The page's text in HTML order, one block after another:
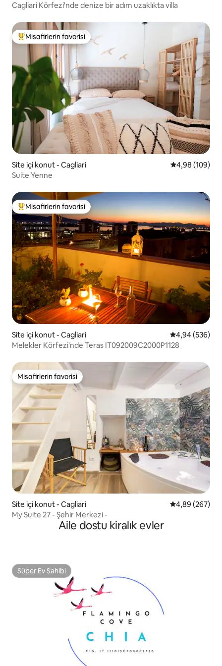
Cagliari Körfezi'nde denize bir adım uzaklıkta villa
Misafirlerin favorilerinden en beğenilenler arasında
Misafirlerin favorisi
Site içi konut - Cagliari 5 üzerinden
4,98 (109)
Suite Yenne
Misafirlerin favorilerinden en beğenilenler arasında
Misafirlerin favorisi
Site içi konut - Cagliari 5 üzerinden
4,94 (536)
Melekler Körfezi'nde Teras IT092009C2000P1128
Misafirlerin favorisi
Misafirlerin favorisi
Site içi konut - Cagliari 5 üzerinden
4,89 (267)
My Suite 27 - Şehir Merkezi -
Aile dostu kiralık evler
Süper Ev Sahibi
Süper Ev Sahibi